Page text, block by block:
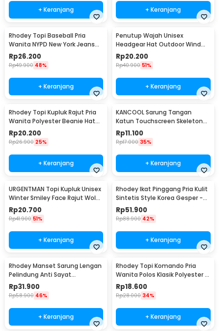
+ Keranjang + Keranjang
Rhodey Topi Baseball Pria
Wanita NYPD New York Jeans
Polyester Cap - S8R
Rp26.200
Rp49.900 48%
+ Keranjang
Penutup Wajah Unisex
Headgear Hat Outdoor Wind
Mask Balaclava - P01
Rp20.200
Rp40.900 51%
+ Keranjang
Rhodey Topi Kupluk Rajut Pria
Wanita Polyester Beanie Hat
Winter - EC002
Rp20.200
Rp26.900 25%
+ Keranjang
KANCOOL Sarung Tangan
Katun Touchscreen Skeleton
All Size Unisex - YN1168
Rp11.100
Rp17.000 35%
+ Keranjang
URGENTMAN Topi Kupluk Unisex
Winter Smiley Face Rajut Wol
Beanie Hat - NM-DS01
Rp20.700
Rp41.900 51%
+ Keranjang
Rhodey Ikat Pinggang Pria Kulit
Sintetis Style Korea Gesper -
B1033
Rp51.900
Rp88.900 42%
+ Keranjang
Rhodey Manset Sarung Lengan
Pelindung Anti Sayat
Polyethylene Fiber - SYLC-
HB001
Rp31.900
Rp58.900 46%
+ Keranjang
Rhodey Topi Komando Pria
Wanita Polos Klasik Polyester -
F314
Rp18.600
Rp28.000 34%
+ Keranjang